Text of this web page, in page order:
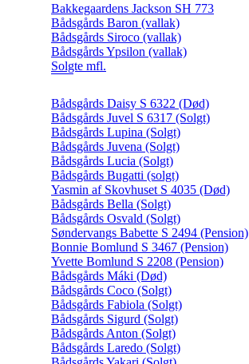
Bakkegaardens Jackson SH 773
Bådsgårds Baron (vallak)
Bådsgårds Siroco (vallak)
Bådsgårds Ypsilon (vallak)
Solgte mfl.
Bådsgårds Daisy S 6322 (Død)
Bådsgårds Juvel S 6317 (Solgt)
Bådsgårds Lupina (Solgt)
Bådsgårds Juvena (Solgt)
Bådsgårds Lucia (Solgt)
Bådsgårds Bugatti (solgt)
Yasmin af Skovhuset S 4035 (Død)
Bådsgårds Bella (Solgt)
Bådsgårds Osvald (Solgt)
Søndervangs Babette S 2494 (Pension)
Bonnie Bomlund S 3467 (Pension)
Yvette Bomlund S 2208 (Pension)
Bådsgårds Máki (Død)
Bådsgårds Coco (Solgt)
Bådsgårds Fabiola (Solgt)
Bådsgårds Sigurd (Solgt)
Bådsgårds Anton (Solgt)
Bådsgårds Laredo (Solgt)